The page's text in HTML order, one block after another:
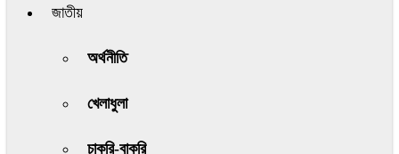
জাতীয়
অর্থনীতি
খেলাধুলা
চাকরি-বাকরি